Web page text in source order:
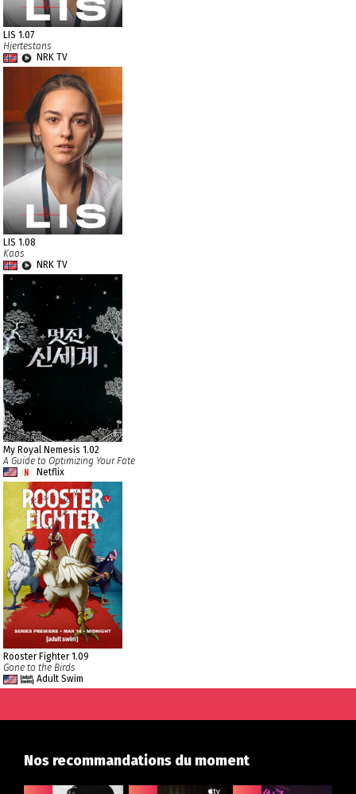
LIS 1.07
Hjertestans
NRK TV
LIS 1.08
Kaos
NRK TV
My Royal Nemesis 1.02
A Guide to Optimizing Your Fate
Netflix
Rooster Fighter 1.09
Gone to the Birds
Adult Swim
Nos recommandations du moment